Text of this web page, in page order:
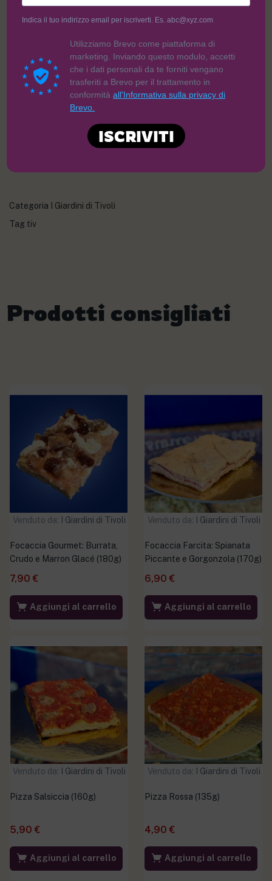
Indica il tuo indirizzo email per iscriverti. Es. abc@xyz.com
Utilizziamo Brevo come piattaforma di
marketing. Inviando questo modulo, accetti
che i dati personali da te forniti vengano
trasferiti a Brevo per il trattamento in
conformitàall'Informativa sulla privacy di
Brevo.
ISCRIVITI
SENZA LATTOSIO. (Allergeni: 7)
6,00 €
Categoria
I Giardini di Tivoli
Tag tiv
Prodotti consigliati
Venduto da: I Giardini di Tivoli
Focaccia Gourmet: Burrata,
Crudo e Marron Glacé (180g)
7,90 €
Aggiungi al carrello
Venduto da: I Giardini di Tivoli
Focaccia Farcita: Spianata
Piccante e Gorgonzola (170g)
6,90 €
Aggiungi al carrello
Venduto da: I Giardini di Tivoli
Pizza Salsiccia (160g)
5,90 €
Aggiungi al carrello
Venduto da: I Giardini di Tivoli
Pizza Rossa (135g)
4,90 €
Aggiungi al carrello